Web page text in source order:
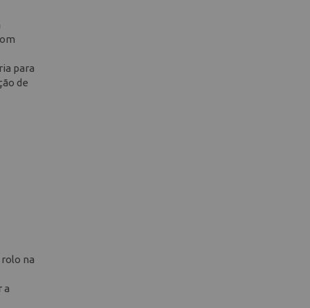
para
de
na
a